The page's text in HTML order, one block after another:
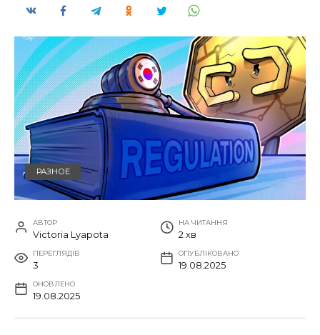
РАЗНОЕ
АВТОР
Victoria Lyapota
НА ЧИТАННЯ
2 хв
ПЕРЕГЛЯДІВ
3
ОПУБЛІКОВАНО
19.08.2025
ОНОВЛЕНО
19.08.2025